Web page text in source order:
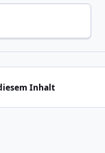
Inhalt